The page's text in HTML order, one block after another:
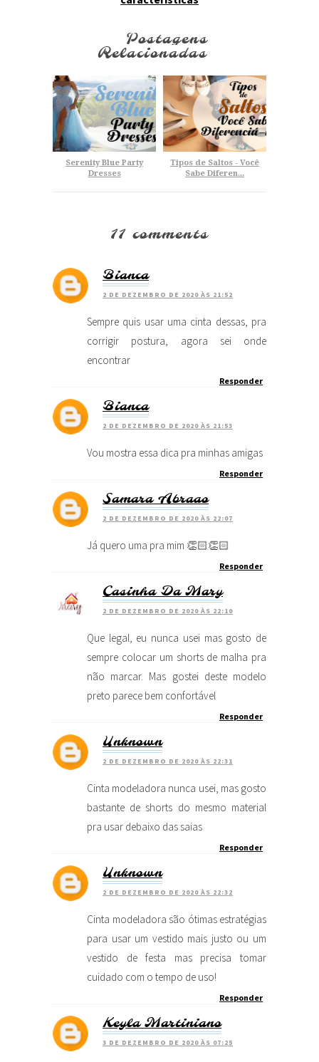
Postagens
Relacionadas
Serenity Blue Party
Dresses
Tipos de Saltos - Você
Sabe Diferen...
11 comments
Bianca
2 DE DEZEMBRO DE 2020 ÀS 21:52
Sempre quis usar uma cinta dessas, pra
corrigir postura, agora sei onde
encontrar
Responder
Bianca
2 DE DEZEMBRO DE 2020 ÀS 21:53
Vou mostra essa dica pra minhas amigas
Responder
Samara Abraao
2 DE DEZEMBRO DE 2020 ÀS 22:07
Já quero uma pra mim 👏🏻👏🏻
Responder
Casinha Da Mary
2 DE DEZEMBRO DE 2020 ÀS 22:10
Que legal, eu nunca usei mas gosto de
sempre colocar um shorts de malha pra
não marcar. Mas gostei deste modelo
preto parece bem confortável
Responder
Unknown
2 DE DEZEMBRO DE 2020 ÀS 22:31
Cinta modeladora nunca usei, mas gosto
bastante de shorts do mesmo material
pra usar debaixo das saias
Responder
Unknown
2 DE DEZEMBRO DE 2020 ÀS 22:32
Cinta modeladora são ótimas estratégias
para usar um vestido mais justo ou um
vestido de festa mas precisa tomar
cuidado com o tempo de uso!
Responder
Keyla Martiniano
3 DE DEZEMBRO DE 2020 ÀS 07:25